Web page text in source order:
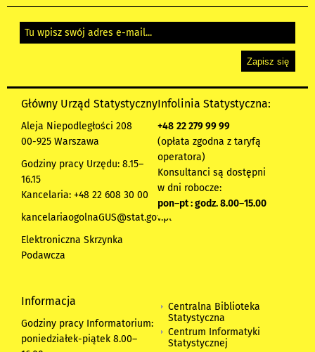
Główny Urząd Statystyczny
Aleja Niepodległości 208
00-925 Warszawa
Godziny pracy Urzędu: 8.15–
16.15
Kancelaria: +48 22 608 30 00
kancelariaogolnaGUS@stat.gov.pl
Elektroniczna Skrzynka
Podawcza
Infolinia Statystyczna:
+48 22 279 99 99
(opłata zgodna z taryfą
operatora)
Konsultanci są dostępni
w dni robocze:
pon–pt : godz. 8.00–15.00
Informacja
Godziny pracy Informatorium:
poniedziałek-piątek 8.00–
Centralna Biblioteka
Statystyczna
Centrum Informatyki
Statystycznej